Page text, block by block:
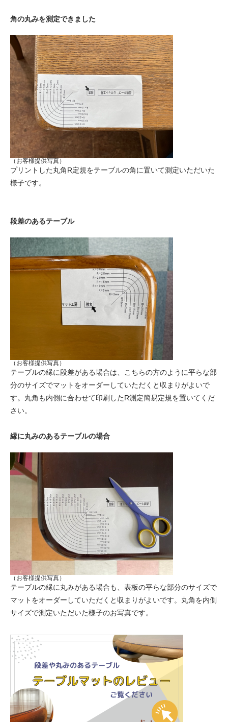
角の丸みを測定できました
（お客様提供写真）
プリントした丸角R定規をテーブルの角に置いて測定いただいた
様子です。
段差のあるテーブル
（お客様提供写真）
テーブルの縁に段差がある場合は、こちらの方のように平らな部
分のサイズでマットをオーダーしていただくと収まりがよいで
す。丸角も内側に合わせて印刷したR測定簡易定規を置いてくだ
さい。
縁に丸みのあるテーブルの場合
（お客様提供写真）
テーブルの縁に丸みがある場合も、表板の平らな部分のサイズで
マットをオーダーしていただくと収まりがよいです。丸角を内側
サイズで測定いただいた様子のお写真です。